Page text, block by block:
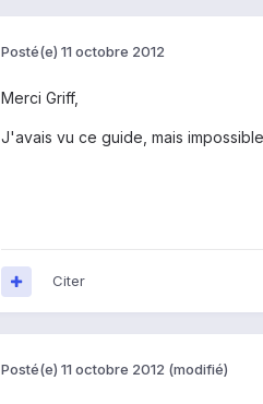
Posté(e) 11 octobre 2012
Merci Griff,
J'avais vu ce guide, mais
Citer
Posté(e) 11 octobre 2012 (modifié)